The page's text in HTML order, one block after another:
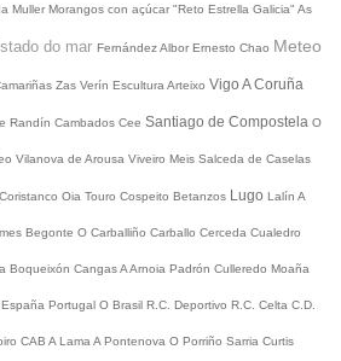
Muller Morangos con açúcar "Reto Estrella Galicia" As
do mar Fernández Albor Ernesto Chao Meteo
Zas Verín Escultura Arteixo Vigo A Coruña
Randín Cambados Cee Santiago de Compostela O
Vilanova de Arousa Viveiro Meis Salceda de Caselas
Coristanco Oia Touro Cospeito Betanzos Lugo Lalín A
Begonte O Carballiño Carballo Cerceda Cualedro
Boqueixón CangasA Arnoia Padrón Culleredo Moaña
España Portugal O Brasil R.C. Deportivo R.C. Celta C.D.
CAB A Lama A Pontenova O Porriño Sarria Curtis